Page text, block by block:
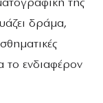
της
δράμα,
το ενδιαφέρον